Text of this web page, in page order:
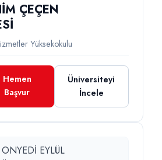
ÇEÇEN
Yüksekokulu
Hemen
Başvur
Üniversiteyi
İncele